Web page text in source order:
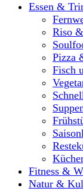
Essen &
Riso
Pizza
Fisch
Fitness &
Natur &